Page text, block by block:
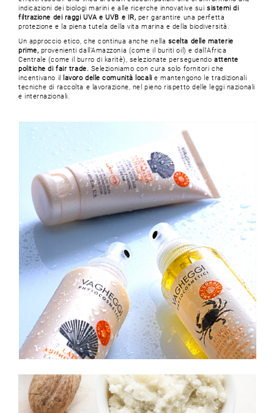
indicazioni dei biologi marini e alle ricerche innovative suisistemi di
filtrazione dei raggi UVA e UVB e IR, per garantire una perfetta
protezione e la piena tutela della vita marina e della biodiversità.
Un approccio etico, che continua anche nella scelta delle materie
prime, provenienti dall’Amazzonia (come il buriti oil) e dall’Africa
Centrale (come il burro di karitè), selezionate perseguendo attente
politiche di fair trade. Selezioniamo con cura solo fornitori che
incentivano il
lavoro delle comunità locali e mantengono le tradizionali
tecniche di raccolta e lavorazione, nel pieno rispetto delle leggi nazionali
e internazionali.